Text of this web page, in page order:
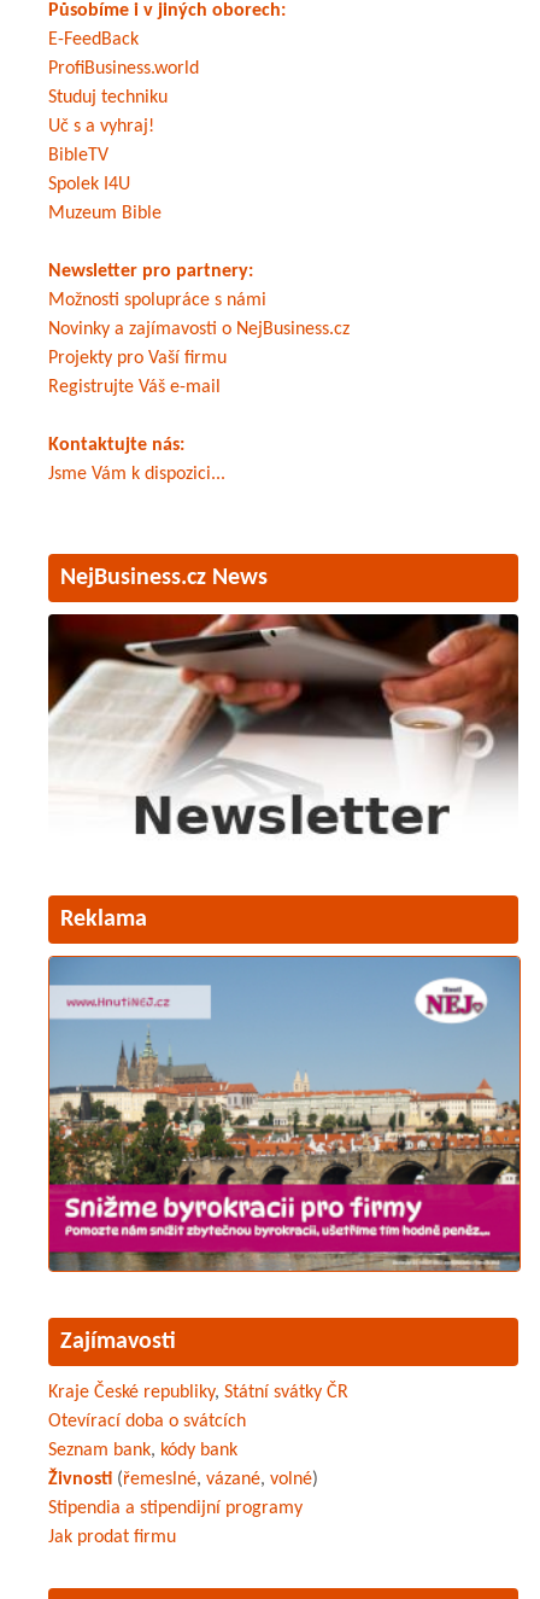
Působíme i v jiných oborech:
E-FeedBack
ProfiBusiness.world
Studuj techniku
Uč s a vyhraj!
BibleTV
Spolek I4U
Muzeum Bible
Newsletter pro partnery:
Možnosti spolupráce s námi
Novinky a zajímavosti o NejBusiness.cz
Projekty pro Vaší firmu
Registrujte Váš e-mail
Kontaktujte nás:
Jsme Vám k dispozici...
NejBusiness.cz News
Reklama
Zajímavosti
Kraje České republiky, Státní svátky ČR
Otevírací doba o svátcích
Seznam bank, kódy bank
Živnosti (řemeslné, vázané, volné)
Stipendia a stipendijní programy
Jak prodat firmu